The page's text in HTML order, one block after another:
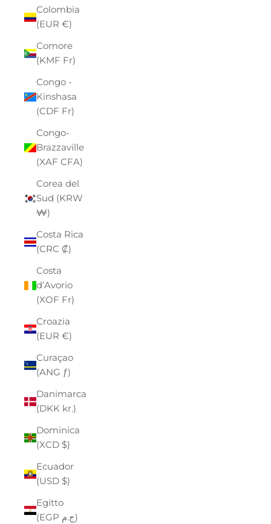
Colombia
(EUR €)
Comore
(KMF Fr)
Congo -
Kinshasa
(CDF Fr)
Congo-
Brazzaville
(XAF CFA)
Corea del
Sud (KRW
₩)
Costa Rica
(CRC ₡)
Costa
d’Avorio
(XOF Fr)
Croazia
(EUR €)
Curaçao
(ANG ƒ)
Danimarca
(DKK kr.)
Dominica
(XCD $)
Ecuador
(USD $)
Egitto
(EGP ج.م)